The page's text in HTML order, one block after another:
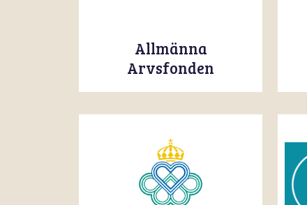
Allmänna
Arvsfonden